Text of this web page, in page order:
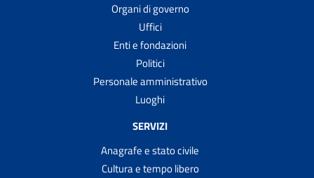
Organi di governo
Uffici
Enti e fondazioni
Politici
Personale amministrativo
Luoghi
SERVIZI
Anagrafe e stato civile
Cultura e tempo libero